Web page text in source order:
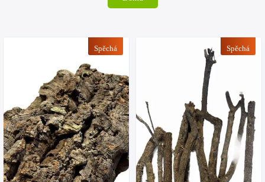
Spěchá Spěchá